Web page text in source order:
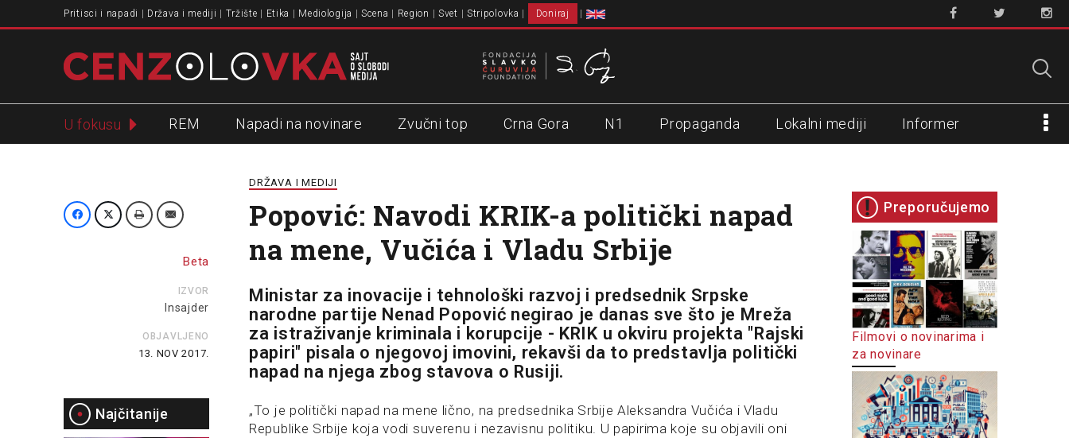
Pritisci i napadi Država i mediji Tržište Etika Mediologija Scena Region Svet Stripolovka Doniraj
U fokusu REM Napadi na novinare Zvučni top Crna Gora N1 Propaganda Lokalni mediji Informer
Beta
IZVOR
Insajder
OBJAVLJENO
13. NOV 2017.
Najčitanije
DRŽAVA I MEDIJI
Popović: Navodi KRIK-a politički napad
na mene, Vučića i Vladu Srbije
Ministar za inovacije i tehnološki razvoj i predsednik Srpske
narodne partije Nenad Popović negirao je danas sve što je Mreža
za istraživanje kriminala i korupcije - KRIK u okviru projekta "Rajski
papiri" pisala o njegovoj imovini, rekavši da to predstavlja politički
napad na njega zbog stavova o Rusiji.
„To je politički napad na mene lično, na predsednika Srbije Aleksandra Vučića i Vladu
Republike Srbije koja vodi suverenu i nezavisnu politiku. U papirima koje su objavili oni
Preporučujemo
Filmovi o novinarima i
za novinare